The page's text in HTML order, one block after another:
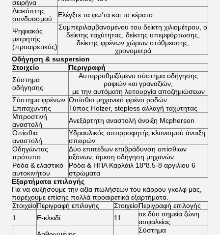
σειρήνα
Διακόπτης
συνδυασμού
Ελέγξτε τα φω'τα και το κέρατο
Ψηφιακός
μετρητής
(προαιρετικός)
Συμπεριλαμβανομένου του δείκτη χιλιομέτρου, ο
δείκτης ταχύτητας, δείκτης υπερφόρτωσης,
δείκτης φρένων χώρων στάθμευσης,
χρονομετρά
Οδήγηση & suspersion
Στοιχείο
Περιγραφή
Σύστημα
οδήγησης
Αυτορρυθμιζόμενο σύστημα οδήγησης
ραφιών και γραναζιών,
με την αυτόματη λειτουργία αποζημιώσεων
Σύστημα φρένων Οπίσθιο μηχανικό φρένο ροδών
Επιταχυντής
Τύπος Holzer, stepless αλλαγή ταχύτητας
Μπροστινή
αναστολή
Ανεξάρτητη αναστολή άνοιξη Mcpherson
Οπίσθια
αναστολή
Υδραυλικός απορροφητής κλονισμού άνοιξη
σπειρών
Οδηγώντας
πρότυπο
Δύο επιπέδων επιβράδυνση οπίσθιων
αξόνων, άμεση οδήγηση μηχανών
Ρόδα & ελαστικό
αυτοκινήτου
Ρόδα & ΗΠΑ Καρλάιλ 18*8.5-8 αργιλίου 6
στρώματα
Εξαρτήματα επιλογής
Για να αυξήσουμε την αξία πωλήσεων του κάρρου γκολφ μας,
παρέχουμε επίσης πολλά προαιρετικά εξαρτήματα.
ΣτοιχείοΠεριγραφή επιλογής ΣτοιχείοΠεριγραφή επιλογής
1
Ε-κλειδί 11
σε δύο σημεία ζώνη
ασφαλείας
Σύστημα